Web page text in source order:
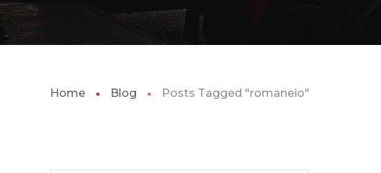
Home Blog Posts Tagged "romaneio"